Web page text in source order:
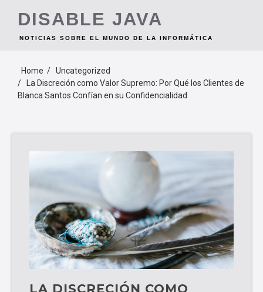
DISABLE JAVA
NOTICIAS SOBRE EL MUNDO DE LA INFORMÁTICA
Home
Uncategorized
La Discreción como Valor Supremo: Por Qué los Clientes de
Blanca Santos Confían en su Confidencialidad
LA DISCRECIÓN COMO